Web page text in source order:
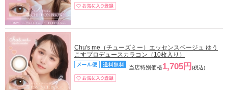
Chu's me（チューズミー）エッセンスベージュ ゆう
こすプロデュースカラコン（10枚入り）
当店特別価格1,705円 (税込)